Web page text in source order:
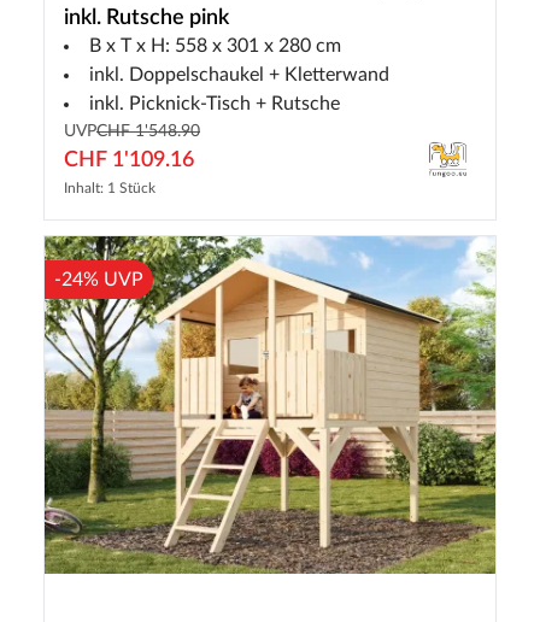
inkl. Rutsche pink
B x T x H: 558 x 301 x 280 cm
inkl. Doppelschaukel + Kletterwand
inkl. Picknick-Tisch + Rutsche
UVPCHF 1'548.90
CHF 1'109.16
Inhalt: 1 Stück
-24% UVP